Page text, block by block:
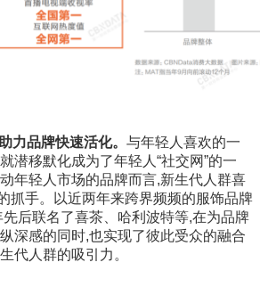
力品牌快速活化。 与年轻人喜欢的一
潜移默化成为了年轻人“社交网”的一
年轻人市场的品牌而言,新生代人群喜
抓手。以近两年来跨界频频的服饰品牌
后联名了喜茶、哈利波特等,在为品牌
深感的同时,也实现了彼此受众的融合
代人群的吸引力。